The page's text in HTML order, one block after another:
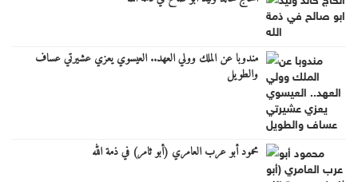
مندوبا عن الملك وولي العهد.. العيسوي يعزي عشيرتي عساف
والطويل
محمود أبو عرب العامري (أبو ثامر) في ذمة الله